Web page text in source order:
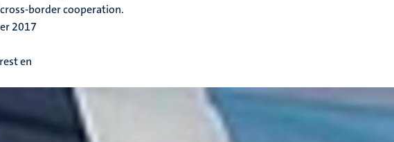
border cooperation.
2017
en